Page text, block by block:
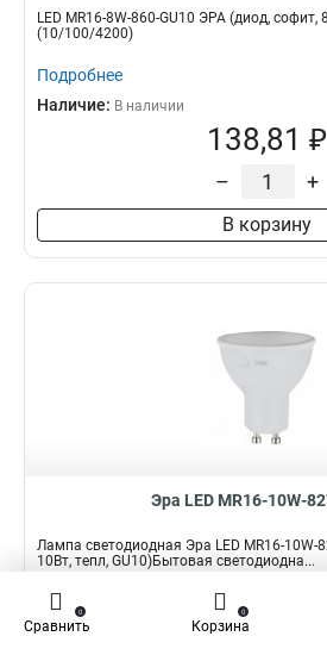
LED MR16-8W-860-GU10 ЭРА (диод, софит,
(10/100/4200)
Подробнее
Наличие: В наличии
138,81 ₽
– +
В корзину
Эра LED MR16-10W-
Лампа светодиодная Эра LED MR16-10W-
10Вт, тепл, GU10)Бытовая светодиодна...
Подробнее
Наличие:
Сравнить
0
Корзина
0